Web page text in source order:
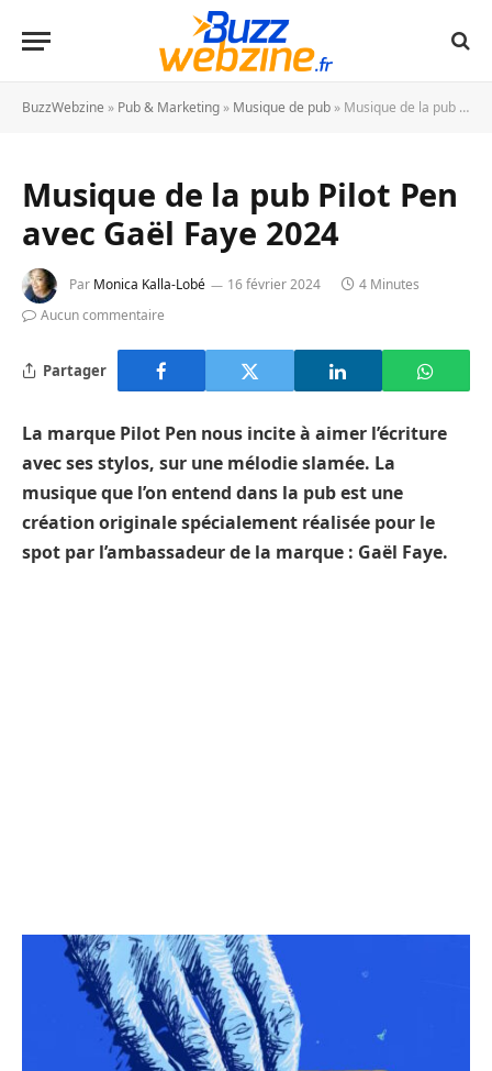
BuzzWebzine » Pub & Marketing » Musique de pub » Musique de la pub Pilot Pen avec Gaël Faye 2024
Musique de la pub Pilot Pen
avec Gaël Faye 2024
Par Monica Kalla-Lobé 16 février 2024
4 Minutes
Aucun commentaire
Partager
La marque Pilot Pen nous incite à aimer l’écriture
avec ses stylos, sur une mélodie slamée. La
musique que l’on entend dans la pub est une
création originale spécialement réalisée pour le
spot par l’ambassadeur de la marque : Gaël Faye.